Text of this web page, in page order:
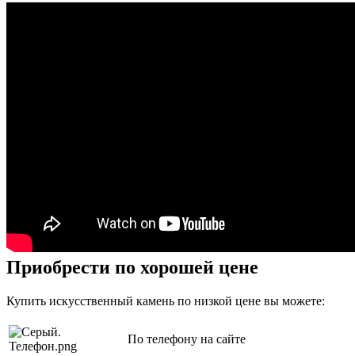
Приобрести по хорошей цене
Купить искусственный камень по низкой цене вы можете:
По телефону на сайте